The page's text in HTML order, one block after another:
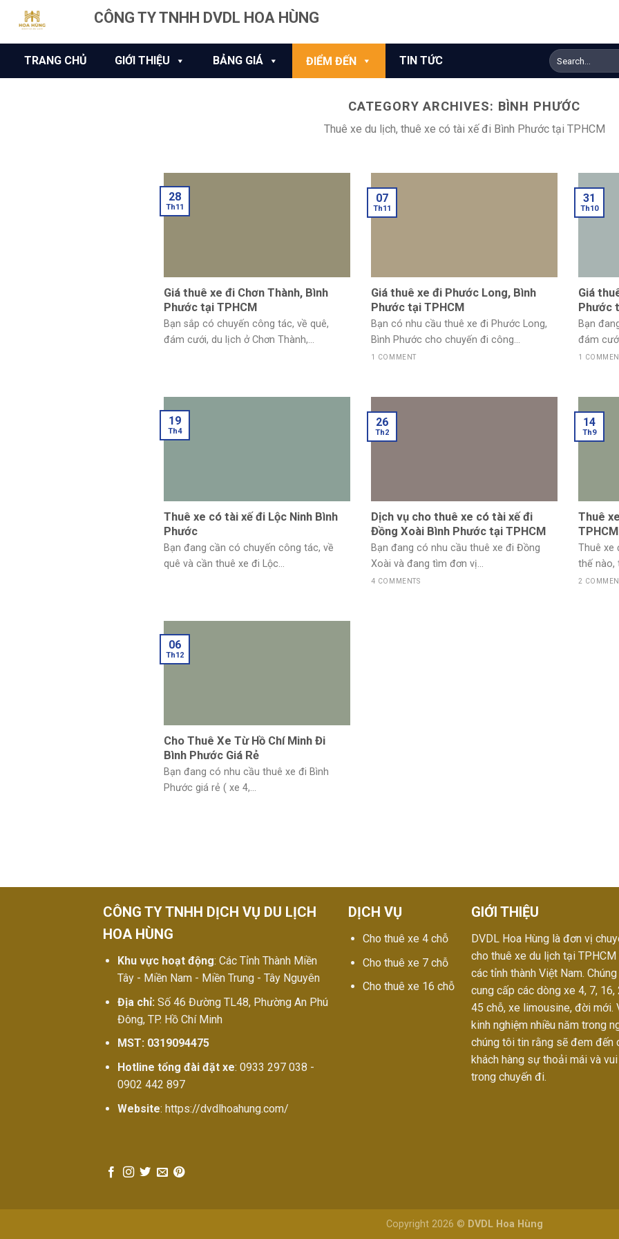
content
CÔNG TY TNHH DVDL HOA HÙNG
TRANG CHỦ GIỚI THIỆU BẢNG GIÁ ĐIỂM ĐẾN TIN TỨC
CATEGORY ARCHIVES: BÌNH PHƯỚC
Thuê xe du lịch, thuê xe có tài xế đi Bình Phước tại TPHCM
Giá thuê xe đi Chơn Thành, Bình
Phước tại TPHCM
Bạn sắp có chuyến công tác, về quê,
đám cưới, du lịch ở Chơn Thành,...
28
Th11
Giá thuê xe đi Phước Long, Bình
Phước tại TPHCM
Bạn có nhu cầu thuê xe đi Phước Long,
Bình Phước cho chuyến đi công...
1 COMMENT
07
Th11
Giá
Phước
Bạn
đám
1
31
Th10
Thuê xe có tài xế đi Lộc Ninh Bình
Phước
Bạn đang cần có chuyến công tác, về
quê và cần thuê xe đi Lộc...
19
Th4
Dịch vụ cho thuê xe có tài xế đi
Đồng Xoài Bình Phước tại TPHCM
Bạn đang có nhu cầu thuê xe đi Đồng
Xoài và đang tìm đơn vị...
4 COMMENTS
26
Th2
Thuê
Thuê xe
thế nào,
2
14
Th9
Cho Thuê Xe Từ Hồ Chí Minh Đi
Bình Phước Giá Rẻ
Bạn đang có nhu cầu thuê xe đi Bình
Phước giá rẻ ( xe 4,...
06
Th12
CÔNG TY TNHH DỊCH VỤ DU LỊCH
HOA HÙNG
Khu vực hoạt động: Các Tỉnh Thành Miền
Tây - Miền Nam - Miền Trung - Tây Nguyên
Địa chỉ: Số 46 Đường TL48, Phường An Phú
Đông, TP. Hồ Chí Minh
MST: 0319094475
Hotline tổng đài đặt xe: 0933 297 038 -
0902 442 897
Website: https://dvdlhoahung.com/
DỊCH VỤ
Cho thuê xe 4 chỗ
Cho thuê xe 7 chỗ
Cho thuê xe 16 chỗ
GIỚI THIỆU
DVDL Hoa Hùng là đơn vị
cho thuê xe du lịch tại TPHCM
các tỉnh thành Việt Nam.
cung cấp các dòng xe 4, 7, 16,
45 chỗ, xe limousine, đời mới.
kinh nghiệm nhiều năm trong
chúng tôi tin rằng sẽ đem đến
khách hàng sự thoải mái và
trong chuyến đi.
Copyright 2026 © DVDL Hoa Hùng